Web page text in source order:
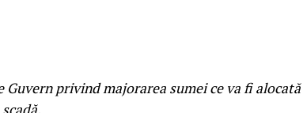
privind majorarea sumei ce va fi alocată